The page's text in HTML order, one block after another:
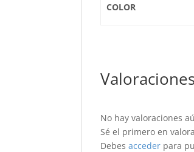
COLOR
No hay valoraciones
Sé el primero en
Debesacceder para